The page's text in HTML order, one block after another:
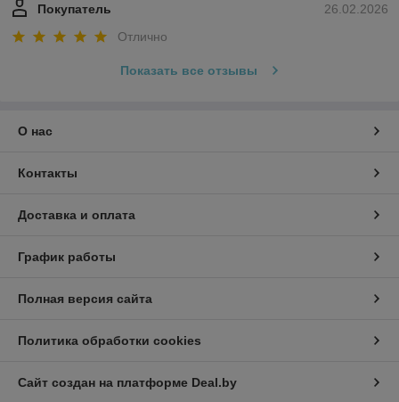
26.02.2026
Покупатель
Отлично
Показать все отзывы
О нас
Контакты
Доставка и оплата
График работы
Полная версия сайта
Политика обработки cookies
Сайт создан на платформе Deal.by